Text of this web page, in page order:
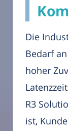
Die
Bedarf
hoher
R3
ist,